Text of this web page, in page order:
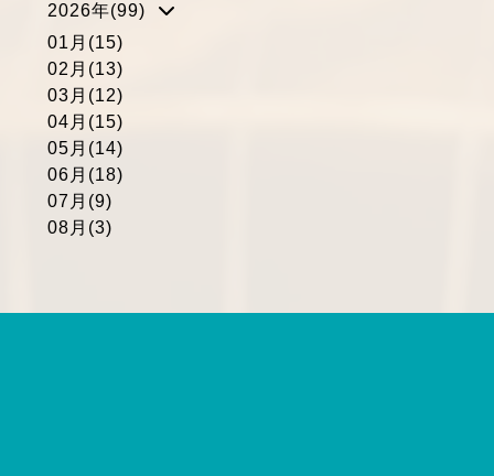
2026年(99)
01月(15)
02月(13)
03月(12)
04月(15)
05月(14)
06月(18)
07月(9)
08月(3)